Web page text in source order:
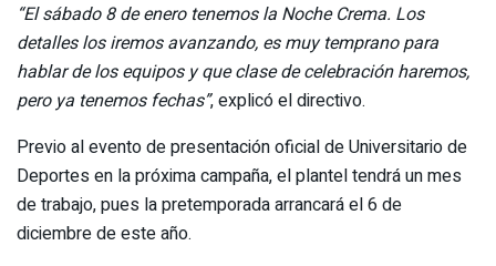
“El sábado 8 de enero tenemos la Noche Crema. Los
detalles los iremos avanzando, es muy temprano para
hablar de los equipos y que clase de celebración haremos,
pero ya tenemos fechas”, explicó el directivo.
Previo al evento de presentación oficial de Universitario de
Deportes en la próxima campaña, el plantel tendrá un mes
de trabajo, pues la pretemporada arrancará el 6 de
diciembre de este año.